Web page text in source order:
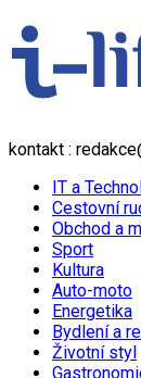
kontakt :
IT a
Cestovní
Obchod a
Sport
Kultura
Auto-moto
Energetika
Bydlení a
Životní styl